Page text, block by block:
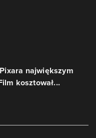
największym
kosztował...